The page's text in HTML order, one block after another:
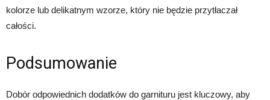
kolorze lub delikatnym wzorze, który nie będzie przytłaczał
całości.
Podsumowanie
Dobór odpowiednich dodatków do garnituru jest kluczowy, aby